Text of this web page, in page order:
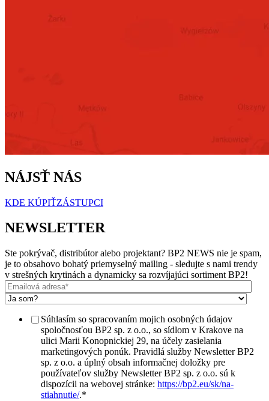
NÁJSŤ NÁS
KDE KÚPIŤZÁSTUPCI
NEWSLETTER
Ste pokrývač, distribútor alebo projektant? BP2 NEWS nie je spam,
je to obsahovo bohatý priemyselný mailing - sledujte s nami trendy
v strešných krytinách a dynamicky sa rozvíjajúci sortiment BP2!
Súhlasím so spracovaním mojich osobných údajov
spoločnosťou BP2 sp. z o.o., so sídlom v Krakove na
ulici Marii Konopnickiej 29, na účely zasielania
marketingových ponúk. Pravidlá služby Newsletter BP2
sp. z o.o. a úplný obsah informačnej doložky pre
používateľov služby Newsletter BP2 sp. z o.o. sú k
dispozícii na webovej stránke: https://bp2.eu/sk/na-
stiahnutie/.*